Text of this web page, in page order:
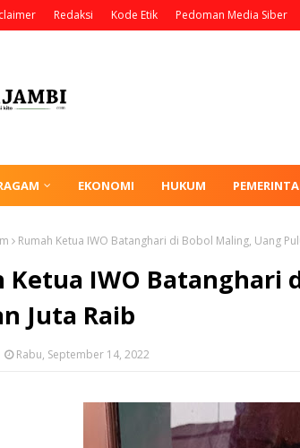
Redaksi Kode Etik Pedoman Media Siber
EKONOMI HUKUM
Rumah Ketua IWO Batanghari di Bobol Maling, Uang
Ketua IWO Batanghari
Juta Raib
Rabu, September 14, 2022